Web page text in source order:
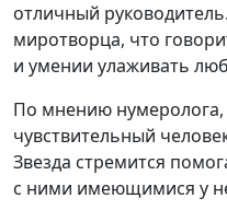
отличный
миротворца, что
и умении улаживать
По мнению
чувствительный
Звезда стремится
с ними имеющимися у